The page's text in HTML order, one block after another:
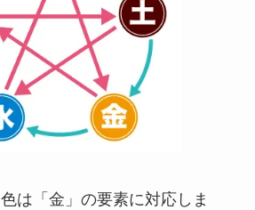
は「金」の要素に対応しま